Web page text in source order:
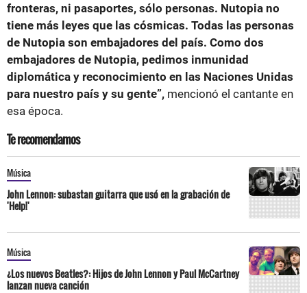
fronteras, ni pasaportes, sólo personas. Nutopia no
tiene más leyes que las cósmicas. Todas las personas
de Nutopia son embajadores del país. Como dos
embajadores de Nutopia, pedimos inmunidad
diplomática y reconocimiento en las Naciones Unidas
para nuestro país y su gente”, mencionó el cantante en
esa época.
Te recomendamos
Música
John Lennon: subastan guitarra que usó en la grabación de
'Help!'
Música
¿Los nuevos Beatles?: Hijos de John Lennon y Paul McCartney
lanzan nueva canción